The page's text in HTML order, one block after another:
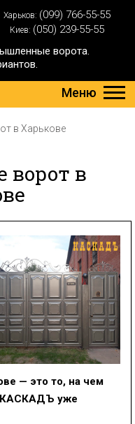
Харьков: (099) 766-55-55
Киев: (050) 239-55-55
ворота.
Меню
в Харькове
ворот в
— это то, на чем
КАСКАДЪ уже